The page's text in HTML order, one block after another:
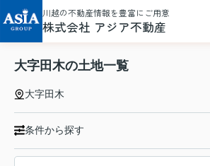
川越の不動産情報を豊富にご用意
株式会社 アジア不動産
大字田木の土地一覧
大字田木
条件から探す